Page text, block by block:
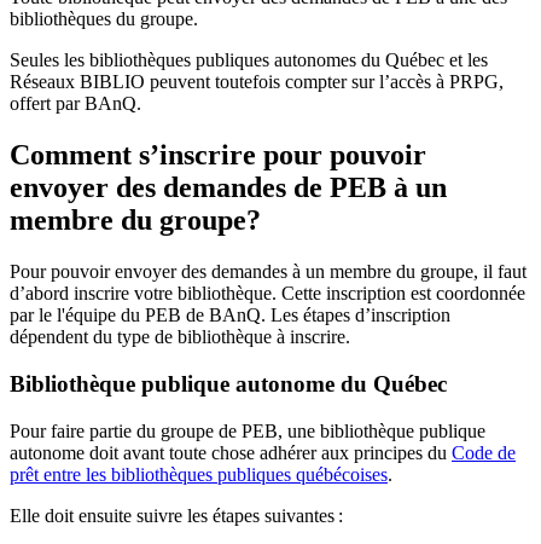
bibliothèques du groupe.
Seules les bibliothèques publiques autonomes du Québec et les
Réseaux BIBLIO peuvent toutefois compter sur l’accès à PRPG,
offert par BAnQ.
Comment s’inscrire pour pouvoir
envoyer des demandes de PEB à un
membre du groupe?
Pour pouvoir envoyer des demandes à un membre du groupe, il faut
d’abord inscrire votre bibliothèque. Cette inscription est coordonnée
par le l'équipe du PEB de BAnQ. Les étapes d’inscription
dépendent du type de bibliothèque à inscrire.
Bibliothèque publique autonome du Québec
Pour faire partie du groupe de PEB, une bibliothèque publique
autonome doit avant toute chose adhérer aux principes du Code de
prêt entre les bibliothèques publiques québécoises.
Elle doit ensuite suivre les étapes suivantes :